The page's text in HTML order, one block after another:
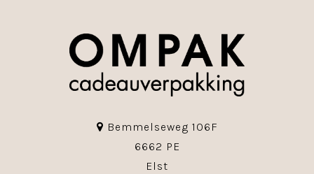
Bemmelseweg 106F
6662 PE
Elst